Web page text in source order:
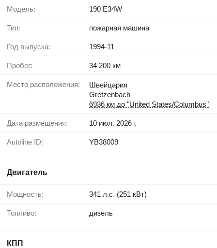
Модель: 190 E34W
Тип: пожарная машина
Год выпуска: 1994-11
Пробег: 34 200 км
Место расположения:
Швейцария
Gretzenbach
6936 км до "United States/Columbus"
Дата размещения: 10 июл. 2026 г.
Autoline ID: YB38009
Двигатель
Мощность: 341 л.с. (251 кВт)
Топливо: дизель
КПП